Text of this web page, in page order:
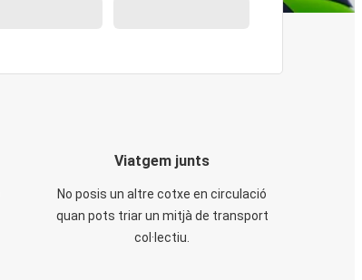
Viatgem junts
No posis un altre cotxe en circulació
quan pots triar un mitjà de transport
col·lectiu.